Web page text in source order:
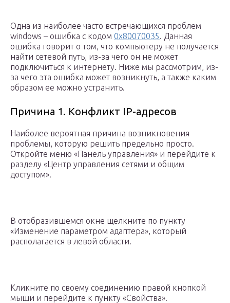
Одна из наиболее часто встречающихся проблем
windows – ошибка с кодом 0х80070035. Данная
ошибка говорит о том, что компьютеру не получается
найти сетевой путь, из-за чего он не может
подключиться к интернету. Ниже мы рассмотрим, из-
за чего эта ошибка может возникнуть, а также каким
образом ее можно устранить.
Причина 1. Конфликт IP-адресов
Наиболее вероятная причина возникновения
проблемы, которую решить предельно просто.
Откройте меню «Панель управления» и перейдите к
разделу «Центр управления сетями и общим
доступом».
В отобразившемся окне щелкните по пункту
«Изменение параметром адаптера», который
располагается в левой области.
Кликните по своему соединению правой кнопкой
мыши и перейдите к пункту «Свойства».